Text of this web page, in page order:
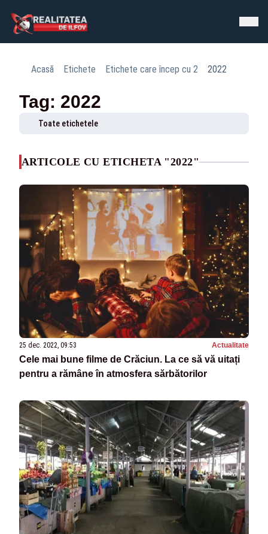
Acasă Etichete Etichete care încep cu 2 2022
Tag: 2022
Toate etichetele
ARTICOLE CU ETICHETA "2022"
25 dec. 2022, 09:53 Actualitate
Cele mai bune filme de Crăciun. La ce să vă uitați
pentru a rămâne în atmosfera sărbătorilor